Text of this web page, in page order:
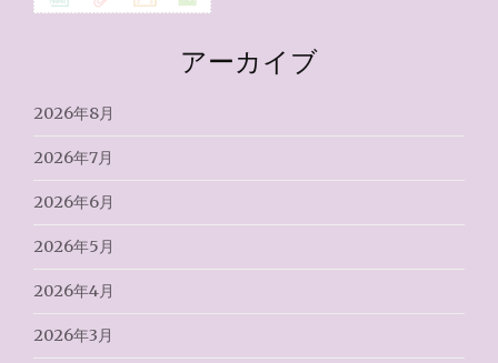
アーカイブ
2026年8月
2026年7月
2026年6月
2026年5月
2026年4月
2026年3月